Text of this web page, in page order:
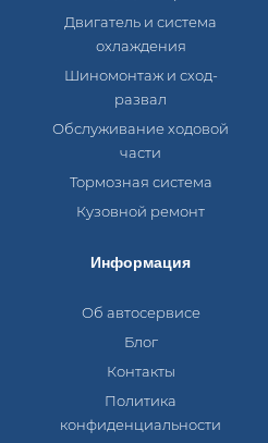
Двигатель и система
охлаждения
Шиномонтаж и сход-
развал
Обслуживание ходовой
части
Тормозная система
Кузовной ремонт
Информация
Об автосервисе
Блог
Контакты
Политика
конфиденциальности